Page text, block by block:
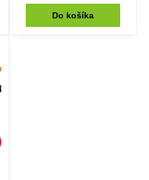
Do košíka